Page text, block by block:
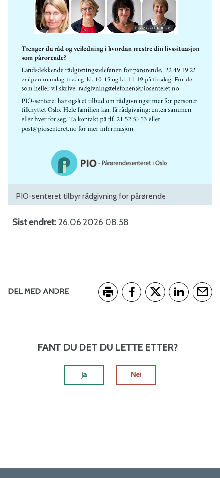
PIO-senteret tilbyr rådgivning for pårørende
Sist endret 26.06.2026 08.58
DEL MED ANDRE
FANT DU DET DU LETTE ETTER?
Ja Nei